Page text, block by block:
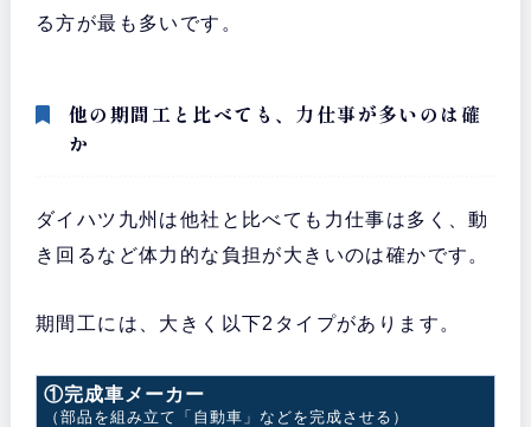
る方が最も多いです。
他の期間工と比べても、力仕事が多いのは確
か
ダイハツ九州は他社と比べても力仕事は多く、動
き回るなど体力的な負担が大きいのは確かです。
期間工には、大きく以下2タイプがあります。
①完成車メーカー
（部品を組み立て「自動車」などを完成させる）